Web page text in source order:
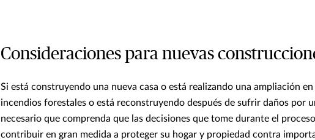
Consideraciones para nuevas
Si está construyendo una nueva casa o está realizando una ampliación
incendios forestales o está reconstruyendo después de sufrir daños por
necesario que comprenda que las decisiones que tome durante el
contribuir en gran medida a proteger su hogar y propiedad contra